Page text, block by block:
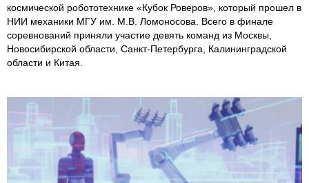
космической робототехнике «Кубок Роверов», который прошел в
НИИ механики МГУ им. М.В. Ломоносова. Всего в финале
соревнований приняли участие девять команд из Москвы,
Новосибирской области, Санкт-Петербурга, Калининградской
области и Китая.